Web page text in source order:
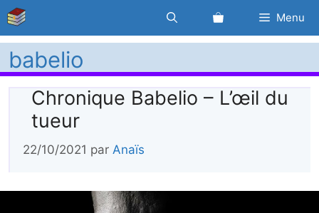
Aller
au
contenu
Menu
babelio
Chronique Babelio – L’œil du
tueur
22/10/2021 par Anaïs